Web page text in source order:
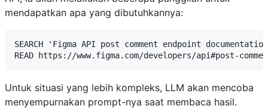
mendapatkan apa yang dibutuhkannya:
SEARCH 'Figma API post comment endpoint
Untuk situasi yang lebih kompleks, LLM akan mencoba
menyempurnakan prompt-nya saat membaca hasil.